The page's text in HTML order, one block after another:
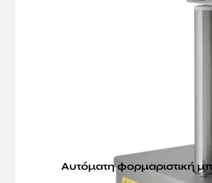
Αυτόματη φορμαριστική